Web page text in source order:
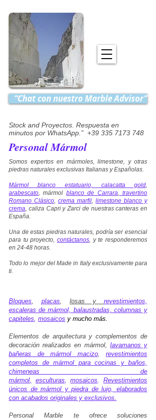
Personal Mármol
Somos expertos en mármoles, limestone, y otras
piedras naturales exclusivas Italianas y Españolas.
Mármol blanco estatuario, calacatta gold,
arabescato, mármol blanco de Carrara, travertino
Romano Clásico, crema marfil, limestone blanco y
crema, caliza Capri y Zarci de nuestras canteras en
España.
Una de estas piedras naturales, podría ser esencial
para tu proyecto, contáctanos, y te responderemos
en 24-48 horas.
Todo lo mejor del Made in Italy exclusivamente para
ti.
“Chat con nuestro Marble Advisor”
Stock and Proyectos. Respuesta en
minutos por WhatsApp.” +39 335 7173 748
Bloques, placas, losas y revestimientos,
escaleras de mármol, balaustradas, columnas y
capiteles, mosaicos y mucho más.
Elementos de arquitectura y complementos de
decoración realizados en mármol, lavamanos y
bañeras de mármol macizo, revestimientos
completos de mármol para cocinas y baños,
chimeneas de
mármol, esculturas,mosaicos.Revestimientos
únicos de mármol y piedra de lujo, elaborados
con acabados originales y exclusivos.
Personal Marble te ofrece soluciones